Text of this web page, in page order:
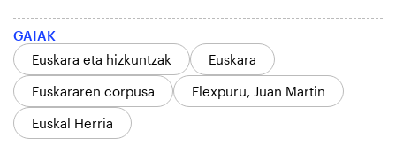
GAIAK
Euskara eta hizkuntzak
Euskara
Euskararen corpusa
Elexpuru, Juan Martin
Euskal Herria